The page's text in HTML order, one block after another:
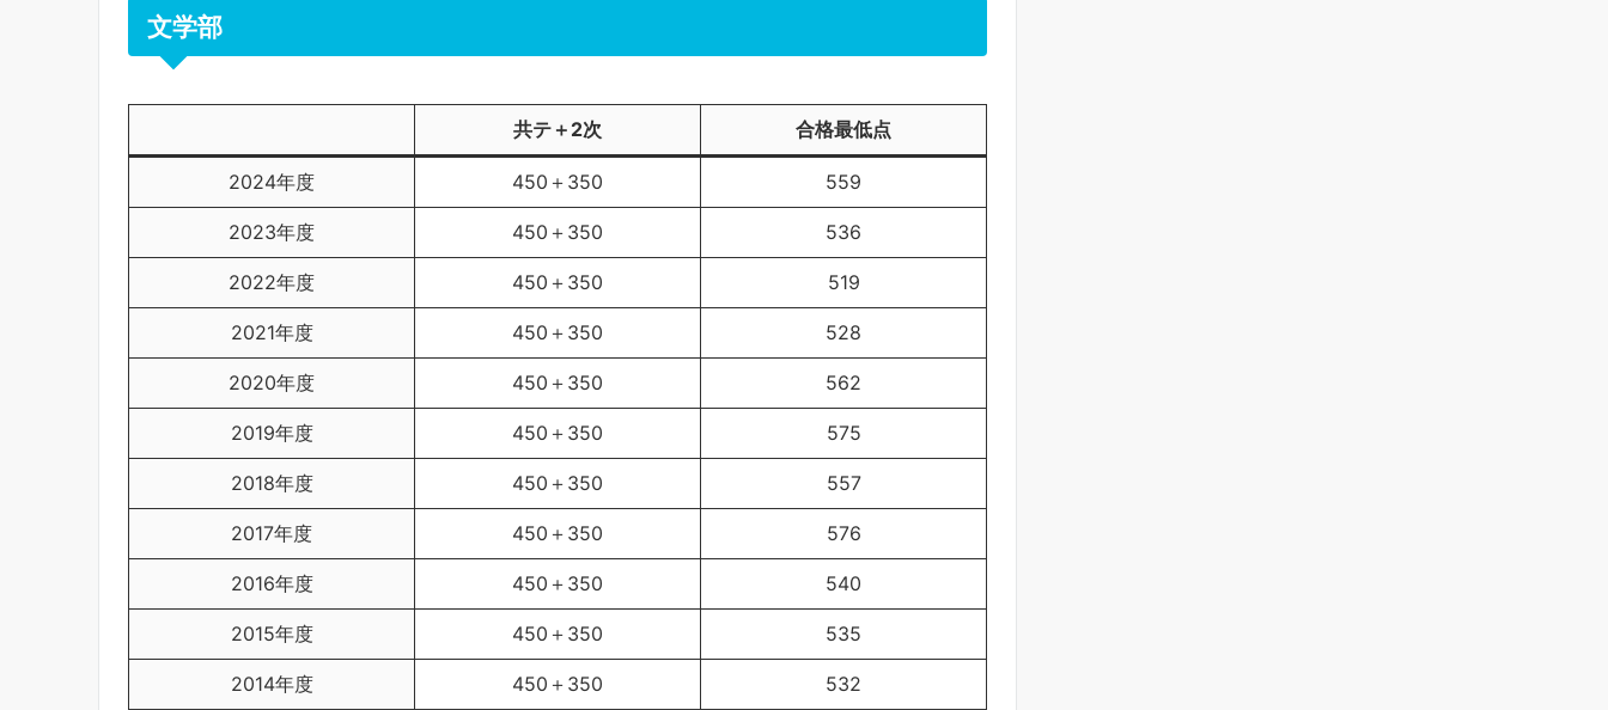
文学部
共テ＋2次 合格最低点
2024年度 450＋350 559
2023年度 450＋350 536
2022年度 450＋350 519
2021年度 450＋350 528
2020年度 450＋350 562
2019年度 450＋350 575
2018年度 450＋350 557
2017年度 450＋350 576
2016年度 450＋350 540
2015年度 450＋350 535
2014年度 450＋350 532